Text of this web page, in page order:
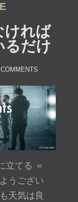
ければ
るだけ
立てる ＝
うござい
天気は良